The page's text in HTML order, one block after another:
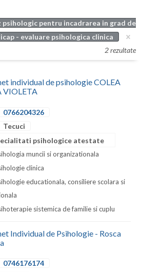
psihologic pentru incadrarea in grad de
- evaluare psihologica clinica
2 rezultate
individual de psihologie COLEA
VIOLETA
0766204326
Tecuci
psihologice atestate
muncii si organizationala
clinica
educationala, consiliere scolara si
sistemica de familie si cuplu
Individual de Psihologie - Rosca
0746176174